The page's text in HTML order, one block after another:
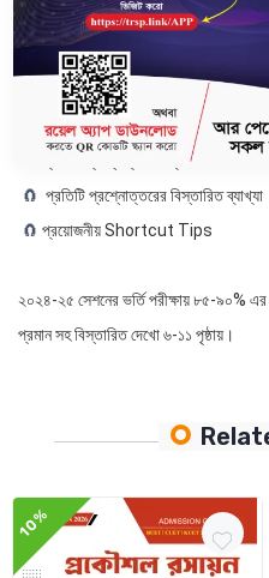
🧲ভর্তি পরীক্ষার জন্য Most
🧲
প্রয়োজনীয় Concept গুলোর সহজ সরল
অধ্যায়ভিত্তিক ইঞ্জিনিয়ারিং স্ট্যান্ডার্ড
স্বল্প সময়ে প্রস্তুতির প্রয়োজনীয় দিক
প্রতিটি প্রশ্নোত্তরে পাঠ্যবইয়ের
🧲 প্রতিটি প্রশ্নোত্তরের বিস্তারিত ব্যাখ্যা
🧲 প্রয়োজনীয় Shortcut Tips
২০২৪-২৫ সেশনের ভর্তি পরীক্ষায় ৮৫-৯০% এর
প্রমান সহ বিস্তারিত দেখো ৬-১১ পৃষ্ঠায়।
10%